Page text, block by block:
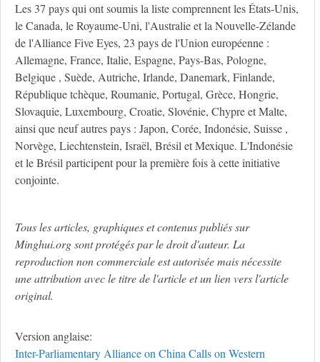
Les 37 pays qui ont soumis la liste comprennent les États-Unis,
le Canada, le Royaume-Uni, l'Australie et la Nouvelle-Zélande
de l'Alliance Five Eyes, 23 pays de l'Union européenne :
Allemagne, France, Italie, Espagne, Pays-Bas, Pologne,
Belgique , Suède, Autriche, Irlande, Danemark, Finlande,
République tchèque, Roumanie, Portugal, Grèce, Hongrie,
Slovaquie, Luxembourg, Croatie, Slovénie, Chypre et Malte,
ainsi que neuf autres pays : Japon, Corée, Indonésie, Suisse ,
Norvège, Liechtenstein, Israël, Brésil et Mexique. L'Indonésie
et le Brésil participent pour la première fois à cette initiative
conjointe.
Tous les articles, graphiques et contenus publiés sur
Minghui.org sont protégés par le droit d'auteur. La
reproduction non commerciale est autorisée mais nécessite
une attribution avec le titre de l'article et un lien vers l'article
original.
Version anglaise:
Inter-Parliamentary Alliance on China Calls on Western